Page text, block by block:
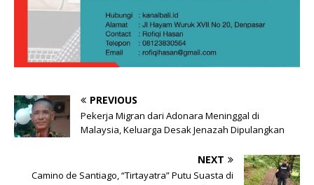
PREVIOUS
Pekerja Migran dari Adonara Meninggal di
Malaysia, Keluarga Desak Jenazah Dipulangkan
NEXT
Camino de Santiago, “Tirtayatra” Putu Suasta di